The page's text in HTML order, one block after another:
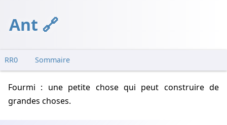
Ant
RR0 Sommaire
Besoin
Conception
Fourmi : une petite chose qui peut construire de
grandes choses.